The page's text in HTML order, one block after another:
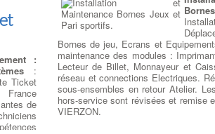
fonctionner en raison d'un
chose à faire pour déterminer s’il
de démarrer votre ordinateur
externe sur port usb. à
fonctionne pas à cause d'un
la plus courante est un pilote de
parasite Soft.:Trouver Un
Nos réparations sur
:
:
Ticket
de
Bornes de jeu, Ecrans et
maintenance des modules :
Lecteur de Billet, Monnayeur et
réseau et connections Electriques.
sous-ensembles en retour Atelier.
hors-service sont révisées et remise
VIERZON.